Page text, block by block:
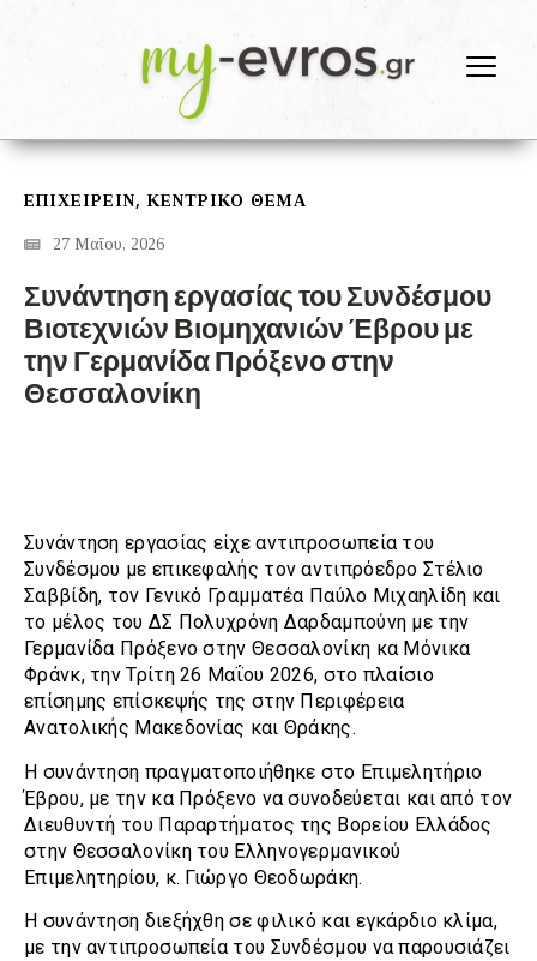
ΕΠΙΧΕΙΡΕΙΝ,ΚΕΝΤΡΙΚΟ ΘΕΜΑ
27 Μαΐου, 2026
Συνάντηση εργασίας του Συνδέσμου
Βιοτεχνιών Βιομηχανιών Έβρου με
την Γερμανίδα Πρόξενο στην
Θεσσαλονίκη
Συνάντηση εργασίας είχε αντιπροσωπεία του
Συνδέσμου με επικεφαλής τον αντιπρόεδρο Στέλιο
Σαββίδη, τον Γενικό Γραμματέα Παύλο Μιχαηλίδη και
το μέλος του ΔΣ Πολυχρόνη Δαρδαμπούνη με την
Γερμανίδα Πρόξενο στην Θεσσαλονίκη κα Μόνικα
Φράνκ, την Τρίτη 26 Μαΐου 2026, στο πλαίσιο
επίσημης επίσκεψής της στην Περιφέρεια
Ανατολικής Μακεδονίας και Θράκης.
Η συνάντηση πραγματοποιήθηκε στο Επιμελητήριο
Έβρου, με την κα Πρόξενο να συνοδεύεται και από τον
Διευθυντή του Παραρτήματος της Βορείου Ελλάδος
στην Θεσσαλονίκη του Ελληνογερμανικού
Επιμελητηρίου, κ. Γιώργο Θεοδωράκη.
Η συνάντηση διεξήχθη σε φιλικό και εγκάρδιο κλίμα,
με την αντιπροσωπεία του Συνδέσμου να παρουσιάζει